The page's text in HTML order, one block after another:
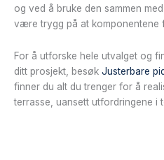
og ved å bruke den sammen
være trygg på at komponentene
For å utforske hele utvalget og
ditt prosjekt, besøk Justerbare
finner du alt du trenger for å
terrasse, uansett utfordringene i